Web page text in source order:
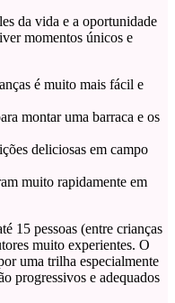
da vida e a oportunidade
momentos únicos e
é muito mais fácil e
montar uma barraca e os
deliciosas em campo
muito rapidamente em
15 pessoas (entre crianças
muito experientes. O
uma trilha especialmente
progressivos e adequados